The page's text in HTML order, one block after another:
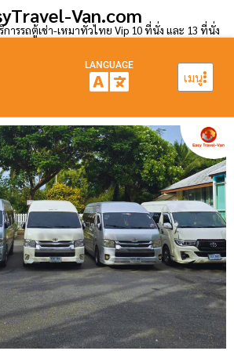
Van.com
การรถตู้เช่า-เหมาทั่วไทย Vip 10 ที่นั่ง และ 13 ที่นั่ง
เมนู
LANGUAGE